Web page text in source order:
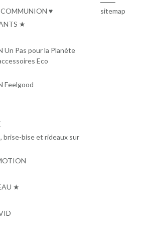
♥
★
Un Pas pour la Planète
Eco
Feelgood
brise-bise et rideaux sur
★
sitemap